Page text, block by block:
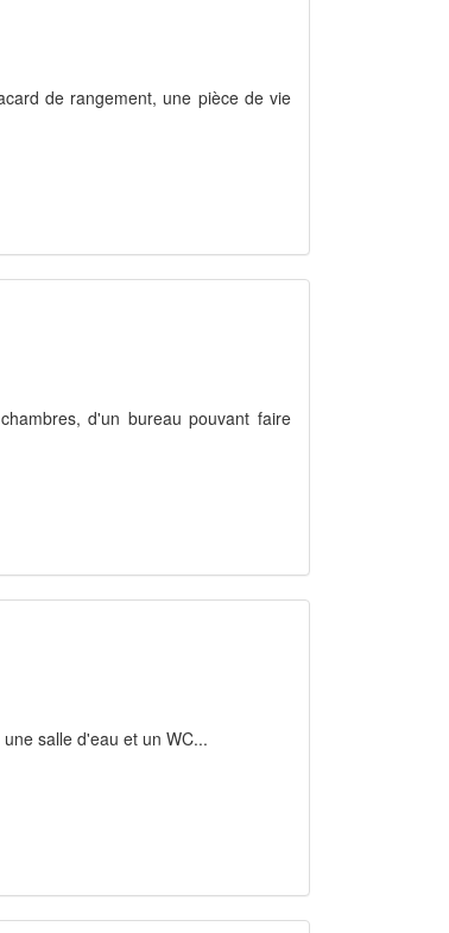
de rangement, une pièce de vie
d'un bureau pouvant faire
salle d'eau et un WC...